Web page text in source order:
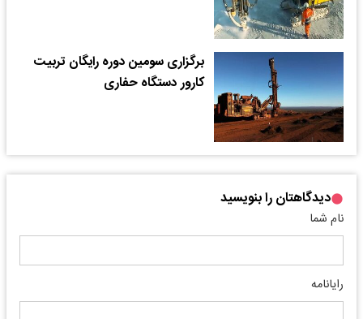
برگزاری سومین دوره رایگان تربیت
کارور دستگاه حفاری
دیدگاهتان را بنویسید
نام شما
رایانامه